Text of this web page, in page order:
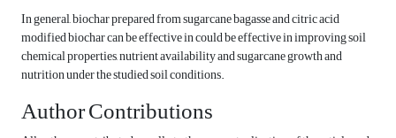
In general, biochar prepared from sugarcane bagasse and citric acid
modified biochar can be effective in could be effective in improving soil
chemical properties, nutrient availability and sugarcane growth and
nutrition under the studied soil conditions.
Author Contributions